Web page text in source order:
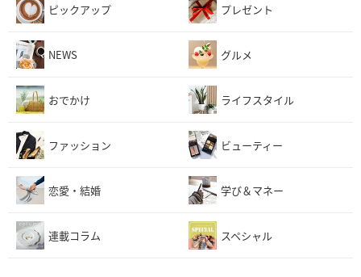
ピックアップ プレゼント
NEWS グルメ
おでかけ ライフスタイル
ファッション ビューティー
恋愛・結婚 学び＆マネー
連載コラム スペシャル